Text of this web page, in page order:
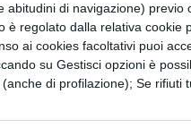
abitudini di navigazione) previo
è regolato dalla relativa cookie
ai cookies facoltativi puoi
su Gestisci opzioni è
di profilazione); Se rifiuti
rapper
Barack
infatti
la
una